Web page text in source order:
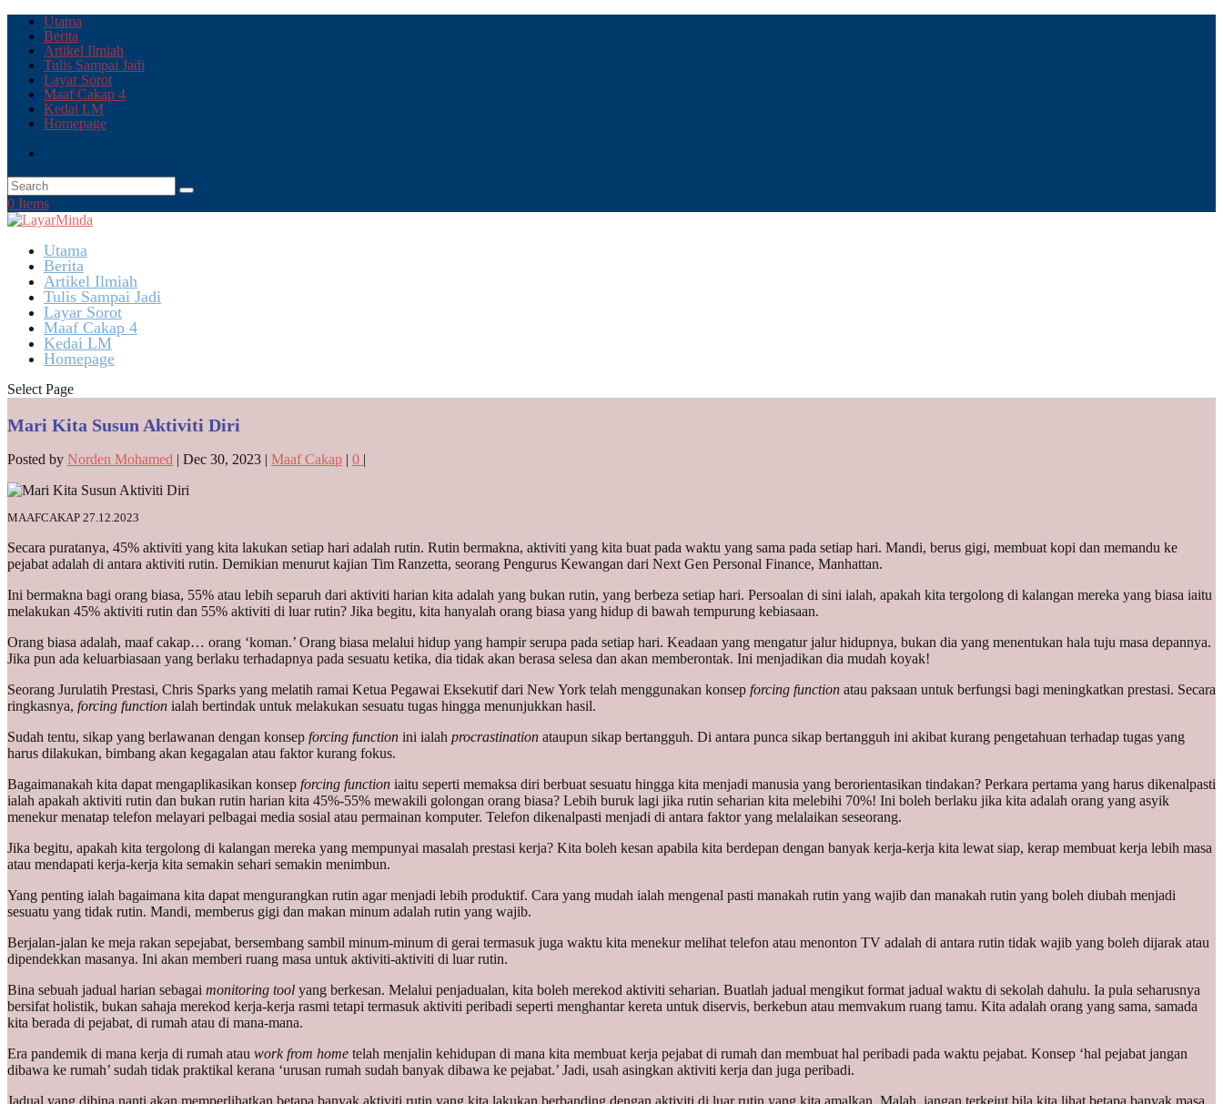
Utama
Berita
Artikel Ilmiah
Tulis Sampai Jadi
Layar Sorot
Maaf Cakap 4
Kedai LM
Homepage
0 Items
Utama
Berita
Artikel Ilmiah
Tulis Sampai Jadi
Layar Sorot
Maaf Cakap 4
Kedai LM
Homepage
Select Page
Mari Kita Susun Aktiviti Diri
Posted by Norden Mohamed | Dec 30, 2023 | Maaf Cakap | 0 |
MAAFCAKAP 27.12.2023
Secara puratanya, 45% aktiviti yang kita lakukan setiap hari adalah rutin. Rutin bermakna, aktiviti yang kita buat pada waktu yang sama pada setiap hari. Mandi, berus gigi, membuat kopi dan memandu ke
pejabat adalah di antara aktiviti rutin. Demikian menurut kajian Tim Ranzetta, seorang Pengurus Kewangan dari Next Gen Personal Finance, Manhattan.
Ini bermakna bagi orang biasa, 55% atau lebih separuh dari aktiviti harian kita adalah yang bukan rutin, yang berbeza setiap hari. Persoalan di sini ialah, apakah kita tergolong di kalangan mereka yang biasa iaitu
melakukan 45% aktiviti rutin dan 55% aktiviti di luar rutin? Jika begitu, kita hanyalah orang biasa yang hidup di bawah tempurung kebiasaan.
Orang biasa adalah, maaf cakap… orang ‘koman.’ Orang biasa melalui hidup yang hampir serupa pada setiap hari. Keadaan yang mengatur jalur hidupnya, bukan dia yang menentukan hala tuju masa depannya.
Jika pun ada keluarbiasaan yang berlaku terhadapnya pada sesuatu ketika, dia tidak akan berasa selesa dan akan memberontak. Ini menjadikan dia mudah koyak!
Seorang Jurulatih Prestasi, Chris Sparks yang melatih ramai Ketua Pegawai Eksekutif dari New York telah menggunakan konsep forcing function atau paksaan untuk berfungsi bagi meningkatkan prestasi. Secara
ringkasnya, forcing function ialah bertindak untuk melakukan sesuatu tugas hingga menunjukkan hasil.
Sudah tentu, sikap yang berlawanan dengan konsep forcing function ini ialah procrastination ataupun sikap bertangguh. Di antara punca sikap bertangguh ini akibat kurang pengetahuan terhadap tugas yang
harus dilakukan, bimbang akan kegagalan atau faktor kurang fokus.
Bagaimanakah kita dapat mengaplikasikan konsep forcing function iaitu seperti memaksa diri berbuat sesuatu hingga kita menjadi manusia yang berorientasikan tindakan? Perkara pertama yang harus dikenalpasti
ialah apakah aktiviti rutin dan bukan rutin harian kita 45%-55% mewakili golongan orang biasa? Lebih buruk lagi jika rutin seharian kita melebihi 70%! Ini boleh berlaku jika kita adalah orang yang asyik
menekur menatap telefon melayari pelbagai media sosial atau permainan komputer. Telefon dikenalpasti menjadi di antara faktor yang melalaikan seseorang.
Jika begitu, apakah kita tergolong di kalangan mereka yang mempunyai masalah prestasi kerja? Kita boleh kesan apabila kita berdepan dengan banyak kerja-kerja kita lewat siap, kerap membuat kerja lebih masa
atau mendapati kerja-kerja kita semakin sehari semakin menimbun.
Yang penting ialah bagaimana kita dapat mengurangkan rutin agar menjadi lebih produktif. Cara yang mudah ialah mengenal pasti manakah rutin yang wajib dan manakah rutin yang boleh diubah menjadi
sesuatu yang tidak rutin. Mandi, memberus gigi dan makan minum adalah rutin yang wajib.
Berjalan-jalan ke meja rakan sepejabat, bersembang sambil minum-minum di gerai termasuk juga waktu kita menekur melihat telefon atau menonton TV adalah di antara rutin tidak wajib yang boleh dijarak atau
dipendekkan masanya. Ini akan memberi ruang masa untuk aktiviti-aktiviti di luar rutin.
Bina sebuah jadual harian sebagai monitoring tool yang berkesan. Melalui penjadualan, kita boleh merekod aktiviti seharian. Buatlah jadual mengikut format jadual waktu di sekolah dahulu. Ia pula seharusnya
bersifat holistik, bukan sahaja merekod kerja-kerja rasmi tetapi termasuk aktiviti peribadi seperti menghantar kereta untuk diservis, berkebun atau memvakum ruang tamu. Kita adalah orang yang sama, samada
kita berada di pejabat, di rumah atau di mana-mana.
Era pandemik di mana kerja di rumah atau work from home telah menjalin kehidupan di mana kita membuat kerja pejabat di rumah dan membuat hal peribadi pada waktu pejabat. Konsep ‘hal pejabat jangan
dibawa ke rumah’ sudah tidak praktikal kerana ‘urusan rumah sudah banyak dibawa ke pejabat.’ Jadi, usah asingkan aktiviti kerja dan juga peribadi.